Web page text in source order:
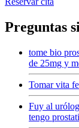
Preguntas
tome bio
de 25mg y
Tomar vita
Fuy al
tengo